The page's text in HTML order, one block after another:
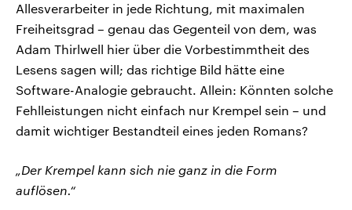
Allesverarbeiter in jede Richtung, mit maximalen
Freiheitsgrad – genau das Gegenteil von dem, was
Adam Thirlwell hier über die Vorbestimmtheit des
Lesens sagen will; das richtige Bild hätte eine
Software-Analogie gebraucht. Allein: Könnten solche
Fehlleistungen nicht einfach nur Krempel sein – und
damit wichtiger Bestandteil eines jeden Romans?
„Der Krempel kann sich nie ganz in die Form
auflösen.“